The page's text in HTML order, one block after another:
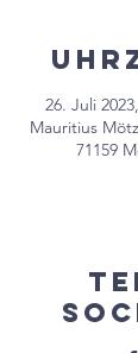
26. Juli
Mauritius
71159